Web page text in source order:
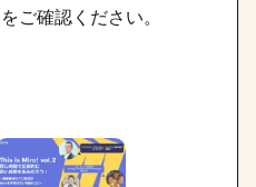
をご確認ください。